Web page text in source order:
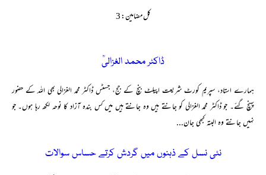
کل مضامین: 3
ڈاکٹر محمد الغزالیؒ
ہمارے استاد، سپریم کورٹ شریعت اپیلٹ بنچ کے جج، جسٹس ڈاکٹر محمد الغزالی بھی اللہ کے حضور
پہنچ گئے۔ جو ڈاکٹر محمد الغزالی کو جانتے ہیں وہ جانتے ہیں میں کس بندہ آزاد کا نوحہ لکھ رہا ہوں۔ جو
نہیں جانتے وہ البتہ کبھی جان...
نئی نسل کے ذہنوں میں گردش کرتے حساس سوالات